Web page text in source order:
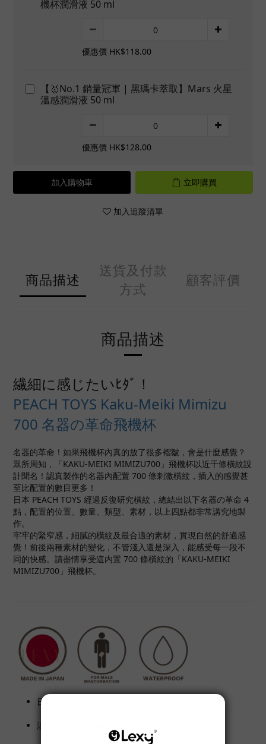
機杯潤滑液 50 ml
優惠價 HK$118.00
【🥇No.1 銷量冠軍 | 黑瑪卡萃取】Mars 火星
溫感潤滑液 50 ml
優惠價 HK$128.00
加入購物車 立即購買
加入追蹤清單
商品描述
送貨及付款
方式
顧客評價
商品描述
繊細に感じたいﾋﾀﾞ！
PEACH TOYS Kaku-Meiki Mimizu
700 名器の革命飛機杯
名器的革命！如果飛機杯內真的放了很多褶皺，會是什麼感覺？
眾所周知，「KAKU-MEIKI MIMIZU700」飛機杯以近千條橫紋設
計聞名！認真製作的名器內配置 700 條刺激橫紋，插入的感覺甚
至比配置的數目更多！
日本 PEACH TOYS 經過反復研究橫紋，總結出以下名器の革命 4
點，配置的位置、數量、類型、素材，以上四點都非常講究地製
作。
牢牢的緊窄感，細膩的橫紋及最合適的素材，實現自然的舒適感
覺！前後兩種素材的變化，不管淺入還是深入，能感受每一段不
同的快感。請盡情享受這内置 700 條橫紋的「KAKU-MEIKI
MIMIZU700」飛機杯。
日本進口及製造。
淡紫色加透明杯身設計。